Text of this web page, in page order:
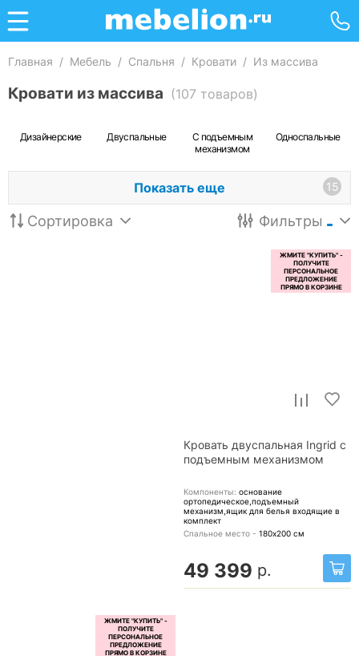
Главная / Мебель / Спальня / Кровати / Из массива
Кровати из массива (107 товаров)
Дизайнерские Двуспальные
С подъемным
механизмом
Односпальные
Показать еще 15
Сортировка Фильтры
Кровать двуспальная Ingrid с
подъемным механизмом
Компоненты: основание
ортопедическое,подъемный
механизм,ящик для белья входящие в
комплект
Спальное место - 180х200 см
49 399 р.